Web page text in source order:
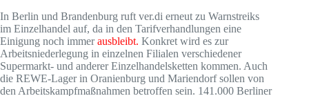
In Berlin und Brandenburg ruft ver.di erneut zu Warnstreiks
im Einzelhandel auf, da in den Tarifverhandlungen eine
Einigung noch immerausbleibt. Konkret wird es zur
Arbeitsniederlegung in einzelnen Filialen verschiedener
Supermarkt- und anderer Einzelhandelsketten kommen. Auch
die REWE-Lager in Oranienburg und Mariendorf sollen von
den Arbeitskampfmaßnahmen betroffen sein. 141.000 Berliner